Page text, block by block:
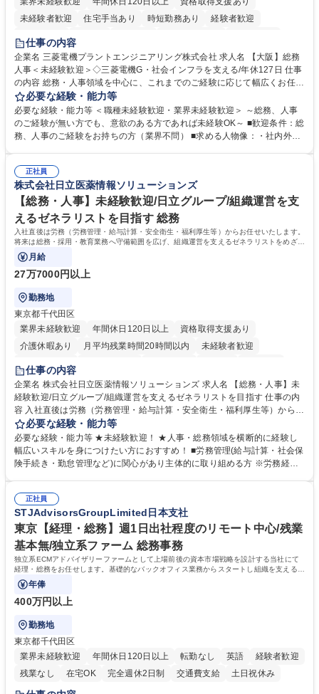
未経験者歓迎
住宅手当あり 時短勤務あり
経験者歓迎
退職金あり
駅近5分以内
土日祝休み 服装自由 寮・社宅あり 食事補助あり
仕事の内容
企業名 三菱電機プラントエンジニアリング株式会社 求人名 【大阪】総務
人事＜未経験歓迎＞◇三菱電機G・社会インフラを支える/年休127日 仕事
の内容 総務・人事領域を中心に、これまでのご経験に応じて幅広くお任せ
します。 ＜具体的には＞ ・総務/人事労務（給与・社保・勤怠管理など）
・採用・教育研修 ・福利厚生運用 など ※基本的には事務所勤務ですが、
採用や教育等の業務内容により、関西圏以外への日帰り・宿泊を伴う国内
出張もございます。 ※担当業務を持ちつつ、お互いに助け合いながら、総
必要な経験・能力等
必要な経験・能力等 ＜職種未経験歓迎・業界未経験歓迎＞ ～総務、人事
のご経験が無い方でも、意欲のある方であれば未経験OK～ ■歓迎条件：総
務、人事のご経験をお持ちの方（業界不問） ■求める人物像：・社内外の
正社員
株式会社日立医薬情報ソリューションズ
【総務・人事】未経験歓迎/日立グループ/組織運営を支
えるゼネラリストを目指す 総務
入社直後は労務（労務管理・給与計算・安全衛生・福利厚生等）からお任せいたします。
将来は総務・採用・教育業務へ守備範囲を広げ、組織運営を支えるゼネラリストをめざせ
ます。
月給
27万7000円以上
勤務地
東京都千代田区
業界未経験歓迎
年間休日120日以上
資格取得支援あり
介護休暇あり
月平均残業時間20時間以内
未経験者歓迎
住宅手当あり
育休あり
完全週休2日制 交通費支給 土日祝休み 寮・社宅あり
仕事の内容
企業名 株式会社日立医薬情報ソリューションズ 求人名 【総務・人事】未
経験歓迎/日立グループ/組織運営を支えるゼネラリストを目指す 仕事の内
容 入社直後は労務（労務管理・給与計算・安全衛生・福利厚生等）からお
任せいたします。将来は総務・採用・教育業務へ守備範囲を広げ、組織運
営を支えるゼネラリストをめざせます。 ・初期業務：労働時間管理、給与
計算、社会保険対応、福利厚生管理、安全衛生、健康経営推進等をお任せ
します。ご経験に応じて、休職者管理など、幅広く経験を積んでいただき
幅広く経験を積みたい意欲がある方に最適な環境です。 募集職種 【総
務・人事】未経験歓迎/日立グループ/組織運営を支えるゼネラリストを目
指す
必要な経験・能力等
必要な経験・能力等 ★未経験歓迎！ ★人事・総務領域を横断的に経験し
幅広いスキルを身につけたい方におすすめ！ ■労務管理(給与計算・社会保
険手続き・勤怠管理など)に関心があり主体的に取り組める方 ※労務経験
のご経験 ■労務管理（給与計算・社会保険手続き・勤怠管理など）の経験
■衛生管理者の資格をお持ちの方 学歴・資格 学歴：大学院 大学 高専 短大
専修学校 高校 語学力： 資格：
正社員
STJAdvisorsGroupLimited日本支社
東京【経理・総務】週1日出社程度のリモート中心/残業
基本無/独立系ファーム 総務事務
独立系ECMアドバイザリーファームとして上場前後の資本市場戦略を設計する当社にて
経理・総務をお任せします。基礎的なバックオフィス業務からスタートし組織を支える専
任担当として広く活躍できる環境です。
年俸
400万円以上
勤務地
東京都千代田区
業界未経験歓迎
年間休日120日以上 転勤なし 英語
経験者歓迎
残業なし
在宅OK 完全週休2日制 交通費支給 土日祝休み